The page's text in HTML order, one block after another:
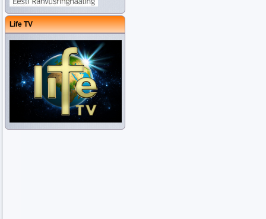
Life TV